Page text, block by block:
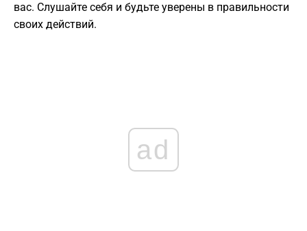
вас. Слушайте себя и будьте уверены в правильности
своих действий.
ad